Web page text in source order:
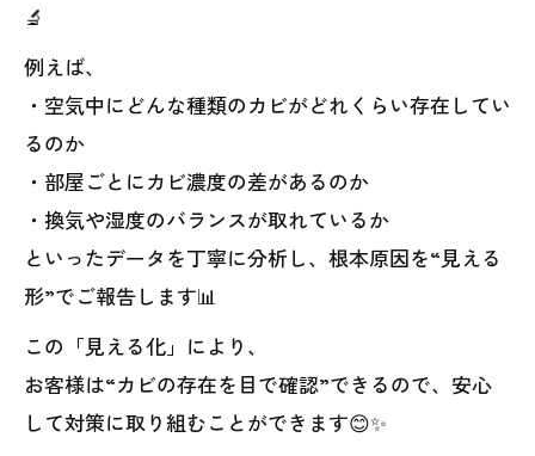
🔬
例えば、
・空気中にどんな種類のカビがどれくらい存在してい
るのか
・部屋ごとにカビ濃度の差があるのか
・換気や湿度のバランスが取れているか
といったデータを丁寧に分析し、根本原因を“見える
形”でご報告します📊
この「見える化」により、
お客様は“カビの存在を目で確認”できるので、安心
して対策に取り組むことができます😊✨